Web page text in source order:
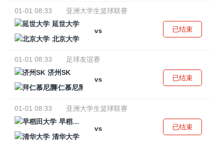
01-01 08:33
亚洲大学生篮球联赛
延世大学
vs
北京大学
已结束
01-01 08:33
足球友谊赛
济州SK
vs
拜仁慕尼黑
已结束
01-01 08:33
亚洲大学生篮球联赛
早稻田大学
vs
清华大学
已结束